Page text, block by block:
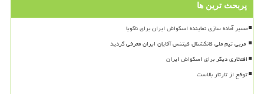
پربحث ترین ها
مسیر آماده سازی نماینده اسکواش ایران برای ناگویا
افتخاری دیگر برای اسکواش ایران
توقع از تارتار بالاست